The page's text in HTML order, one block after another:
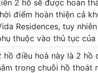
2 hồ sẽ được hoàn
điểm hoàn thiện cả
Residences, tuy
thuộc vào thủ tục của
hồ điều hoà này là 2 hồ
trong chuỗi hồ thoát